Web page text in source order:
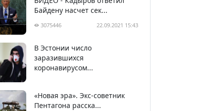
Байдену насчет сек...
3075446 22.09.2021 15:43
В Эстонии число
заразившихся
коронавирусом...
«Новая эра». Экс-советник
Пентагона расска...